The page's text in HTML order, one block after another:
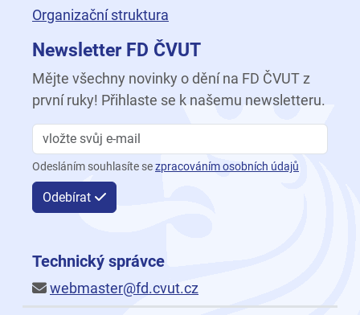
Organizační struktura
Newsletter FD ČVUT
Mějte všechny novinky o dění na FD ČVUT z
první ruky! Přihlaste se k našemu newsletteru.
Odesláním souhlasíte sezpracováním osobních údajů
Odebírat
Technický správce
webmaster@fd.cvut.cz